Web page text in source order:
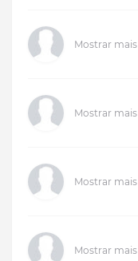
Mostrar mais
Mostrar mais
Mostrar mais
Mostrar mais